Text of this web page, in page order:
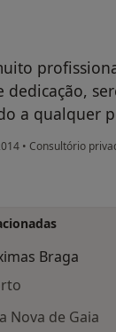
dedicação,
a qualquer
• Consultório
Braga
Nova de Gaia